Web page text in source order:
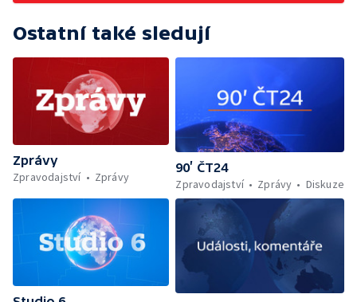
Ostatní také sledují
Zprávy
Zpravodajství
Zprávy
90’ ČT24
Zpravodajství
Zprávy Diskuze